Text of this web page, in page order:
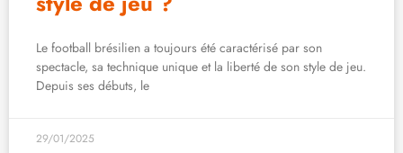
Le football brésilien a toujours été caractérisé par son
spectacle, sa technique unique et la liberté de son style de jeu.
Depuis ses débuts, le
29/01/2025